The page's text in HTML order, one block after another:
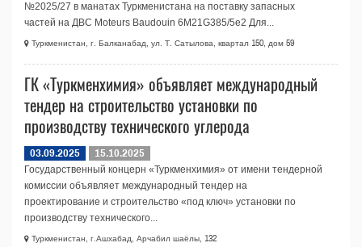
№2025/27 в манатах Туркменистана на поставку запасных
частей на ДВС Moteurs Baudouin 6M21G385/5e2 Для...
Туркменистан, г. Балканабад, ул. Т. Сатылова, квартал 150, дом 59
ГК «Туркменхимия» объявляет международный
тендер на строительство установки по
производству технического углерода
03.09.2025
15.10.2025
Государственный концерн «Туркменхимия» от имени тендерной
комиссии объявляет международный тендер на
проектирование и строительство «под ключ» установки по
производству технического...
Туркменистан, г.Ашхабад, Арчабил шаёлы, 132